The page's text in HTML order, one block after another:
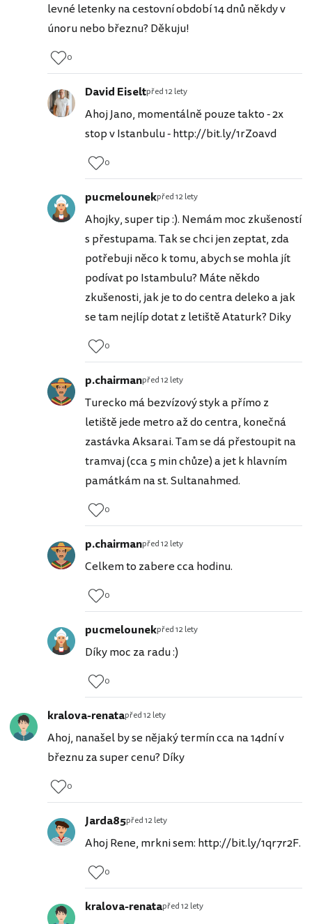
levné letenky na cestovní období 14 dnů někdy v
únoru nebo březnu? Děkuju!
0
David Eiseltpřed 12 lety
Ahoj Jano, momentálně pouze takto - 2x
stop v Istanbulu - http://bit.ly/1rZoavd
0
pucmelounekpřed 12 lety
Ahojky, super tip :). Nemám moc zkušeností
s přestupama. Tak se chci jen zeptat, zda
potřebuji něco k tomu, abych se mohla jít
podívat po Istambulu? Máte někdo
zkušenosti, jak je to do centra deleko a jak
se tam nejlíp dotat z letiště Ataturk? Diky
0
p.chairmanpřed 12 lety
Turecko má bezvízový styk a přímo z
letiště jede metro až do centra, konečná
zastávka Aksarai. Tam se dá přestoupit na
tramvaj (cca 5 min chůze) a jet k hlavním
památkám na st. Sultanahmed.
0
p.chairmanpřed 12 lety
Celkem to zabere cca hodinu.
0
pucmelounekpřed 12 lety
Díky moc za radu :)
0
kralova-renatapřed 12 lety
Ahoj, nanašel by se nějaký termín cca na 14dní v
březnu za super cenu? Díky
0
Jarda85před 12 lety
Ahoj Rene, mrkni sem: http://bit.ly/1qr7r2F.
0
kralova-renatapřed 12 lety